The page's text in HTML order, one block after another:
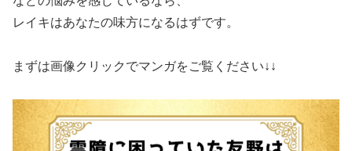
​レイキはあなたの味方になるはずです。
​まずは画像クリックでマンガをご覧ください↓↓